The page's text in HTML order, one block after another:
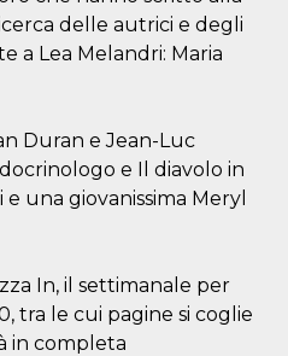
delle autrici e degli
a Lea Melandri: Maria
Duran e Jean-Luc
e Il diavolo in
una giovanissima Meryl
In, il settimanale per
tra le cui pagine si coglie
in completa
applications
based on
the PHP
language.
identifier
used to
maintain
variables. It
how it is
used can be
specific to